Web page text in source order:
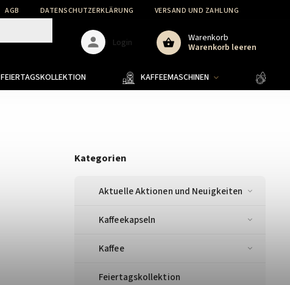
AGB DATENSCHUTZERKLÄRUNG VERSAND UND ZAHLUNG
Warenkorb
Warenkorb leeren
Login
FEIERTAGSKOLLEKTION KAFFEEMASCHINEN
Kategorien
Aktuelle Aktionen und Neuigkeiten
Kaffeekapseln
Kaffee
Feiertagskollektion